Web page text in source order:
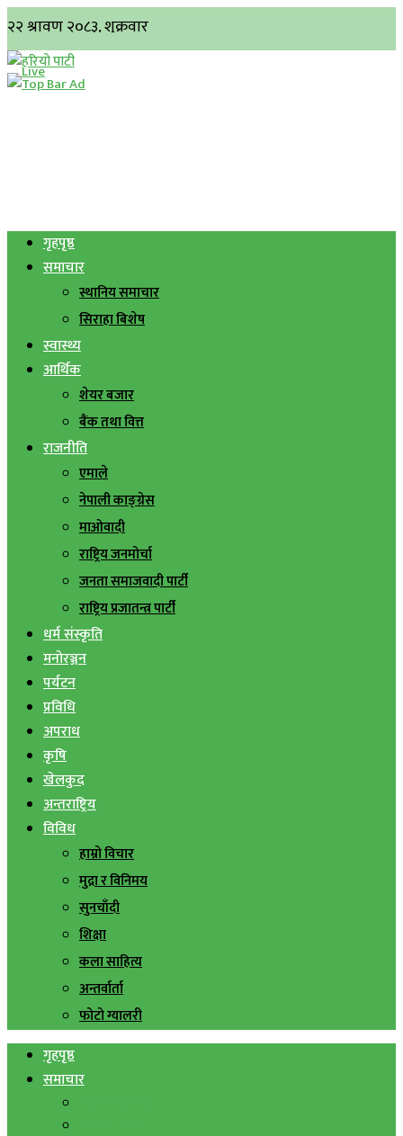
गृहपृष्ठ
समाचार
स्थानिय समाचार
सिराहा बिशेष
स्वास्थ्य
आर्थिक
शेयर बजार
बैंक तथा वित्त
राजनीति
एमाले
नेपाली काङ्ग्रेस
माओवादी
राष्ट्रिय जनमोर्चा
जनता समाजवादी पार्टी
राष्ट्रिय प्रजातन्त्र पार्टी
धर्म संस्कृति
मनोरञ्जन
पर्यटन
प्रविधि
अपराध
कृषि
खेलकुद
अन्तराष्ट्रिय
विविध
हाम्रो विचार
मुद्रा र विनिमय
सुनचाँदी
शिक्षा
कला साहित्य
अन्तर्वार्ता
फोटो ग्यालरी
गृहपृष्ठ
समाचार